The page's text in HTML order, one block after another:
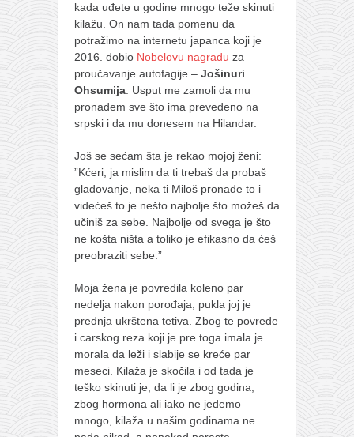
naihanchi
kushanku
passai
temashiwari
kobudo
bo
tonfa
sai
timbei rochin
tsunami dojo
program
snimci nastupa
galerija kluba
članarina
kontakt
besplatna e-knjiga
kada uđete u godine mnogo teže skinuti
kilažu. On nam tada pomenu da
potražimo na internetu japanca koji je
2016. dobio Nobelovu nagradu za
proučavanje autofagije – Jošinuri
Ohsumija. Usput me zamoli da mu
pronađem sve što ima prevedeno na
srpski i da mu donesem na Hilandar.
Još se sećam šta je rekao mojoj ženi:
”Kćeri, ja mislim da ti trebaš da probaš
gladovanje, neka ti Miloš pronađe to i
videćeš to je nešto najbolje što možeš da
učiniš za sebe. Najbolje od svega je što
ne košta ništa a toliko je efikasno da ćeš
preobraziti sebe.”
Moja žena je povredila koleno par
nedelja nakon porođaja, pukla joj je
prednja ukrštena tetiva. Zbog te povrede
i carskog reza koji je pre toga imala je
morala da leži i slabije se kreće par
meseci. Kilaža je skočila i od tada je
teško skinuti je, da li je zbog godina,
zbog hormona ali iako ne jedemo
mnogo, kilaža u našim godinama ne